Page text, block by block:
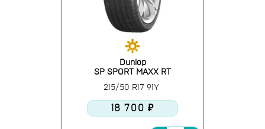
Dunlop
SP SPORT MAXX RT
215/50 R17 91Y
18 700 ₽